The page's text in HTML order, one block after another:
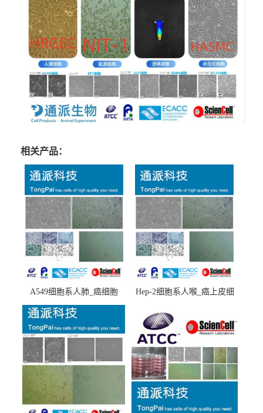
相关产品：
A549细胞系人肺_癌细胞
(A549细胞)
Hep-2细胞系人喉_癌上皮细